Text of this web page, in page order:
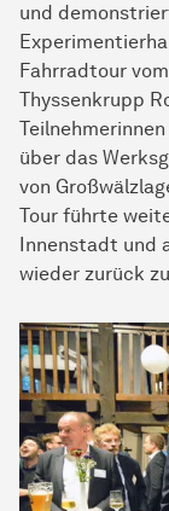
und
Fahrradtour
Thyssenkrupp
über das
von
Tour führte
Innenstadt und
wieder zurück